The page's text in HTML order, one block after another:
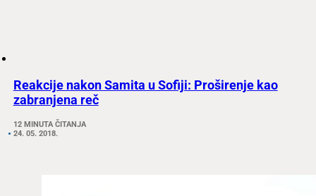
Reakcije nakon Samita u Sofiji: Proširenje kao
zabranjena reč
12 MINUTA ČITANJA
24. 05. 2018.